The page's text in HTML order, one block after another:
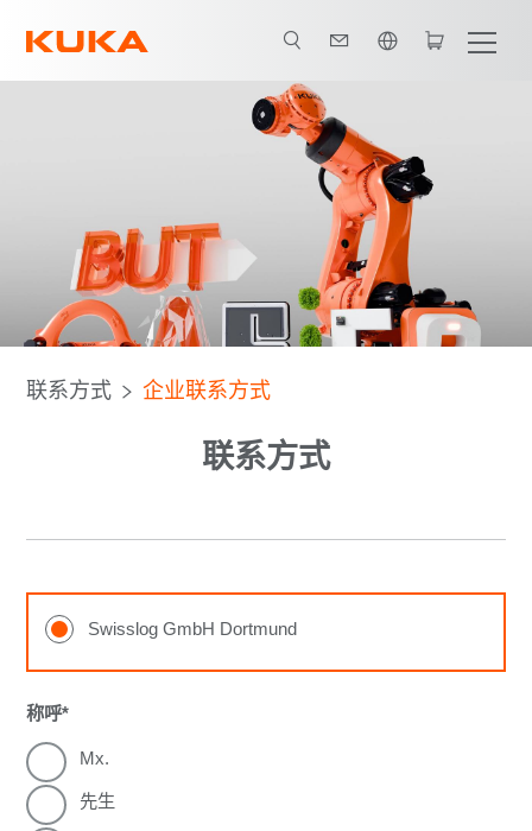
联系方式 企业联系方式
联系方式
Swisslog GmbH Dortmund
称呼
Mx.
先生